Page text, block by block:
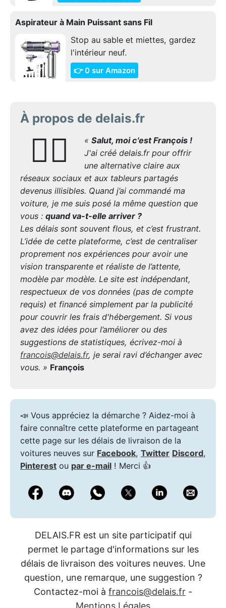
Aspirateur à Main Puissant sans Fil
Stop au sable et miettes, gardez
l'intérieur neuf.
👉 0 sur Amazon
À propos de delais.fr
🙋‍♂️ « Salut, moi c'est François !
J'ai créé delais.fr pour offrir
une alternative claire aux
réseaux sociaux et aux tableurs partagés
devenus illisibles. Quand j’ai commandé ma
voiture, je me suis posé la même question que
vous : quand va-t-elle arriver ?
Les délais sont souvent flous, et c’est frustrant.
L’idée de cette plateforme, c’est de centraliser
proprement nos expériences pour avoir une
vision transparente et réaliste de l’attente,
modèle par modèle. Le site est indépendant,
respectueux de vos données (pas de compte
requis) et financé simplement par la publicité
pour couvrir les frais d'hébergement. Si vous
avez des idées pour l’améliorer ou des
suggestions de statistiques, écrivez-moi à
francois@delais.fr, je serai ravi d’échanger avec
vous. » François
📣 Vous appréciez la démarche ? Aidez-moi à
faire connaître cette plateforme en partageant
cette page sur les délais de livraison de la
voitures neuves sur Facebook, Twitter Discord,
Pinterest ou par e-mail ! Merci 👍
DELAIS.FR est un site participatif qui
permet le partage d'informations sur les
délais de livraison des voitures neuves. Une
question, une remarque, une suggestion ?
Contactez-moi à francois@delais.fr -
Mentions Légales